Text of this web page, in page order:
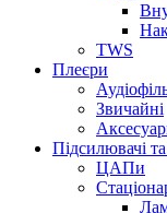
TWS
Плеєри
Звичайні
Підсилювачі
ЦАПи